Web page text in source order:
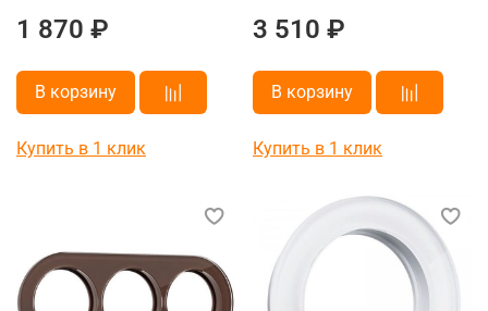
1 870 ₽
В корзину
Купить в 1 клик
3 510 ₽
В корзину
Купить в 1 клик